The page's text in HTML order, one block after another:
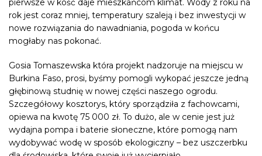
pierwsze w kość daje mieszkańcom klimat. Wody z roku na
rok jest coraz mniej, temperatury szaleją i bez inwestycji w
nowe rozwiązania do nawadniania, pogoda w końcu
mogłaby nas pokonać.
Gosia Tomaszewska która projekt nadzoruje na miejscu w
Burkina Faso, prosi, byśmy pomogli wykopać jeszcze jedną
głębinową studnię w nowej części naszego ogrodu.
Szczegółowy kosztorys, który sporządziła z fachowcami,
opiewa na kwotę 75 000 zł. To dużo, ale w cenie jest już
wydajna pompa i baterie słoneczne, które pomogą nam
wydobywać wodę w sposób ekologiczny – bez uszczerbku